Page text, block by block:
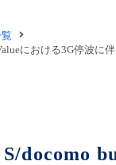
における3G停波に
docomo